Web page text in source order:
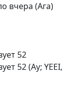
вчера (Ага)
52
52 (Ау; YEEI,